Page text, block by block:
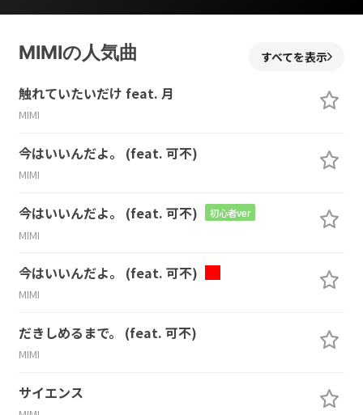
MIMIの人気曲 すべてを表示
触れていたいだけ feat. 月
MIMI
今はいいんだよ。 (feat. 可不)
MIMI
今はいいんだよ。 (feat. 可不) 初心者ver
MIMI
今はいいんだよ。 (feat. 可不)
MIMI
だきしめるまで。 (feat. 可不)
MIMI
サイエンス